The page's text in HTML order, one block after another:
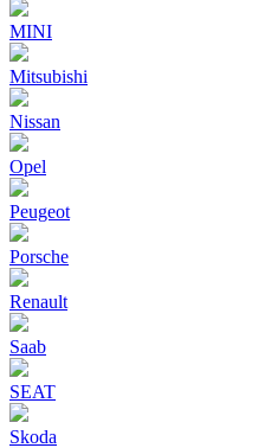
MINI
Mitsubishi
Nissan
Opel
Peugeot
Porsche
Renault
Saab
SEAT
Skoda